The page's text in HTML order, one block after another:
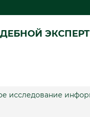
исследование